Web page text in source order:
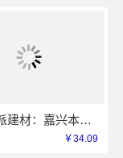
嘉兴美派建材：嘉兴本地家装装修定制服务性价比高
￥34.09